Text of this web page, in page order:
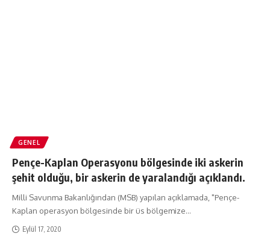
GENEL
Pençe-Kaplan Operasyonu bölgesinde iki askerin
şehit olduğu, bir askerin de yaralandığı açıklandı.
Milli Savunma Bakanlığından (MSB) yapılan açıklamada, "Pençe-
Kaplan operasyon bölgesinde bir üs bölgemize…
Eylül 17, 2020